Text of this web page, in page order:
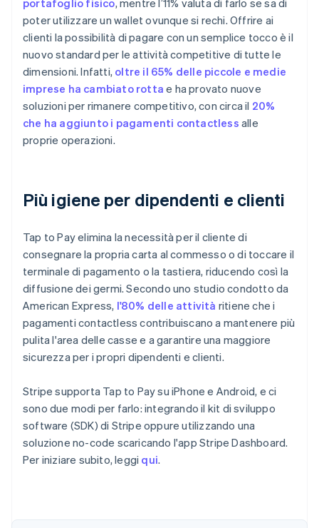
portafoglio fisico, mentre l’11% valuta di farlo se sa di
poter utilizzare un wallet ovunque si rechi. Offrire ai
clienti la possibilità di pagare con un semplice tocco è il
nuovo standard per le attività competitive di tutte le
dimensioni. Infatti, oltre il 65% delle piccole e medie
imprese ha cambiato rotta e ha provato nuove
soluzioni per rimanere competitivo, con circa il 20%
che ha aggiunto i pagamenti contactless alle
proprie operazioni.
Più igiene per dipendenti e clienti
Tap to Pay elimina la necessità per il cliente di
consegnare la propria carta al commesso o di toccare il
terminale di pagamento o la tastiera, riducendo così la
diffusione dei germi. Secondo uno studio condotto da
American Express, l'80% delle attività ritiene che i
pagamenti contactless contribuiscano a mantenere più
pulita l'area delle casse e a garantire una maggiore
sicurezza per i propri dipendenti e clienti.
Stripe supporta Tap to Pay su iPhone e Android, e ci
sono due modi per farlo: integrando il kit di sviluppo
software (SDK) di Stripe oppure utilizzando una
soluzione no-code scaricando l'app Stripe Dashboard.
Per iniziare subito, leggi qui.
English